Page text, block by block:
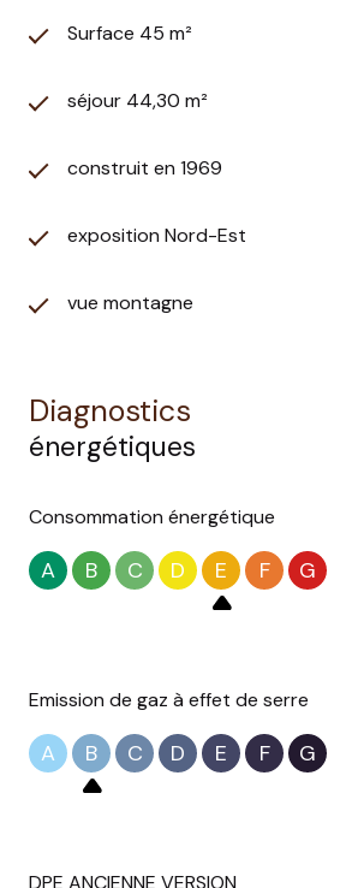
Surface 45 m²
séjour 44,30 m²
construit en 1969
exposition Nord-Est
vue montagne
Diagnostics
énergétiques
Consommation énergétique
A B C D E F G
Emission de gaz à effet de serre
A B C D E F G
DPE ANCIENNE VERSION